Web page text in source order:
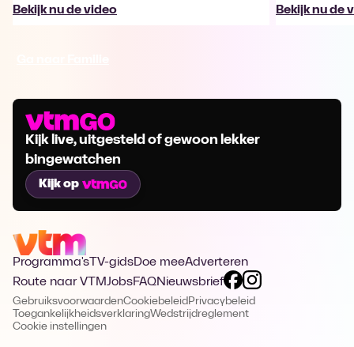
Bekijk nu de video Bekijk nu de
Kijk live, uitgesteld of gewoon lekker
bingewatchen
Kijk op
Programma's TV-gidsDoe meeAdverteren
Route naar VTMJobsFAQNieuwsbrief
GebruiksvoorwaardenCookiebeleid Privacybeleid
ToegankelijkheidsverklaringWedstrijdreglement
Cookie instellingen